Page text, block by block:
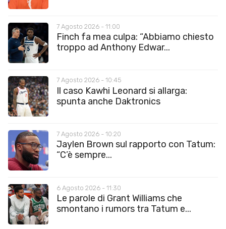
7 Agosto 2026 - 11:00
Finch fa mea culpa: “Abbiamo chiesto
troppo ad Anthony Edwar...
7 Agosto 2026 - 10:45
Il caso Kawhi Leonard si allarga:
spunta anche Daktronics
7 Agosto 2026 - 10:20
Jaylen Brown sul rapporto con Tatum:
“C’è sempre...
6 Agosto 2026 - 11:30
Le parole di Grant Williams che
smontano i rumors tra Tatum e...